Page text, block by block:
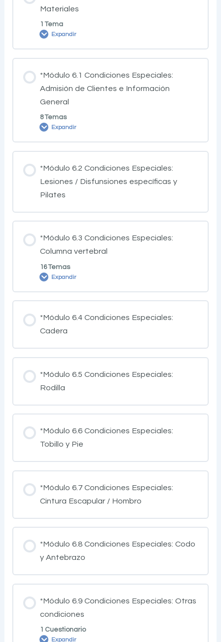
Materiales
1 Tema
Expandir
*Módulo 6.1 Condiciones Especiales:
Admisión de Clientes e Información
General
8 Temas
Expandir
*Módulo 6.2 Condiciones Especiales:
Lesiones / Disfunsiones específicas y
Pilates
*Módulo 6.3 Condiciones Especiales:
Columna vertebral
16 Temas
Expandir
*Módulo 6.4 Condiciones Especiales:
Cadera
*Módulo 6.5 Condiciones Especiales:
Rodilla
*Módulo 6.6 Condiciones Especiales:
Tobillo y Pie
*Módulo 6.7 Condiciones Especiales:
Cintura Escapular / Hombro
*Módulo 6.8 Condiciones Especiales: Codo
y Antebrazo
*Módulo 6.9 Condiciones Especiales: Otras
condiciones
1 Cuestionario
Expandir